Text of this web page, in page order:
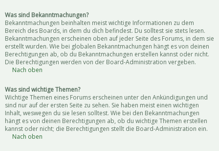
Was sind Bekanntmachungen?
Bekanntmachungen beinhalten meist wichtige Informationen zu dem
Bereich des Boards, in dem du dich befindest. Du solltest sie stets lesen.
Bekanntmachungen erscheinen oben auf jeder Seite des Forums, in dem sie
erstellt wurden. Wie bei globalen Bekanntmachungen hängt es von deinen
Berechtigungen ab, ob du Bekanntmachungen erstellen kannst oder nicht.
Die Berechtigungen werden von der Board-Administration vergeben.
Nach oben
Was sind wichtige Themen?
Wichtige Themen eines Forums erscheinen unter den Ankündigungen und
sind nur auf der ersten Seite zu sehen. Sie haben meist einen wichtigen
Inhalt, weswegen du sie lesen solltest. Wie bei den Bekanntmachungen
hängt es von deinen Berechtigungen ab, ob du wichtige Themen erstellen
kannst oder nicht; die Berechtigungen stellt die Board-Administration ein.
Nach oben